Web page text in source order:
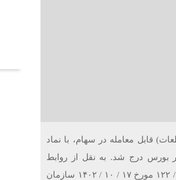
قابل معامله در سهام، با نماد
بورس درج شد. به نقل از روابط
عمومی و امور بین‌الملل بورس تهران، طبق مجوز پذیره‌نویسی شماره ۱۴۴۳۶۹ / ۱۲۲ مورخ ۱۷ / ۱۰ / ۱۴۰۲ سازمان